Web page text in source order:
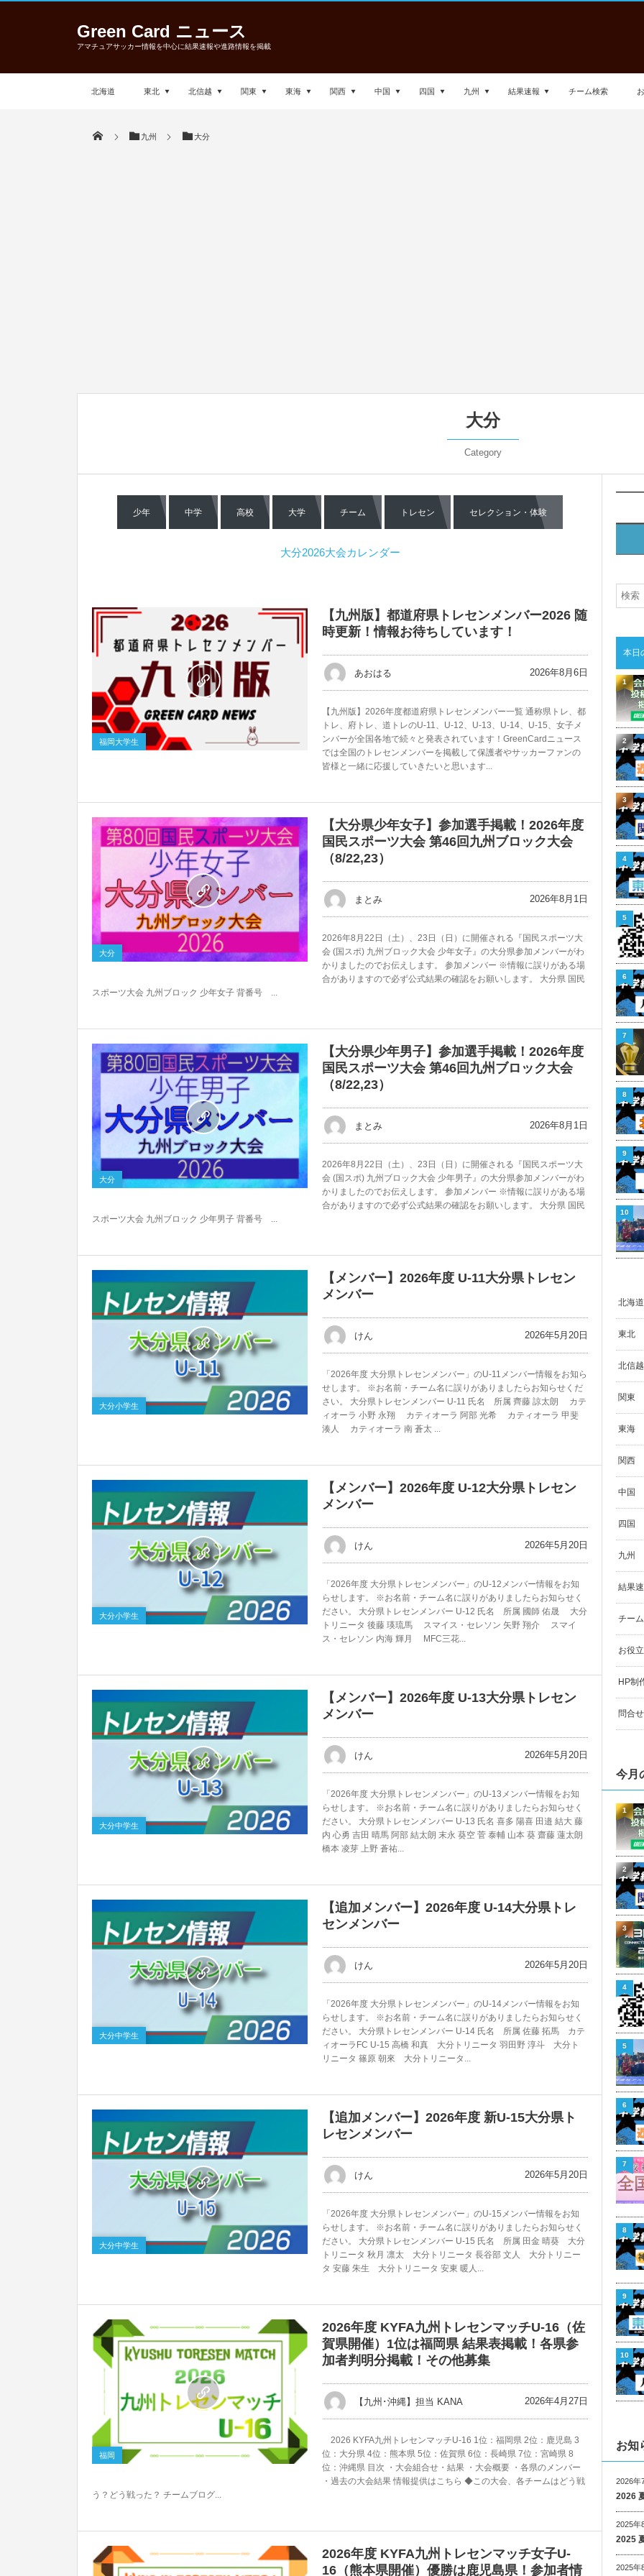
Green Card ニュース
アマチュアサッカー情報を中心に結果速報や進路情報を掲載
北海道 東北 北信越 関東 東海 関西 中国 四国 九州 結果速報 チーム検索
九州 大分
大分
Category
少年 中学 高校 大学 チーム トレセン セレクション・体験
大分2026大会カレンダー
福岡大学生
0
【九州版】都道府県トレセンメンバー2026 随
時更新！情報お待ちしています！
あおはる 2026年8月6日
【九州版】2026年度都道府県トレセンメンバー一覧 通称県トレ、都
トレ、府トレ、道トレのU-11、U-12、U-13、U-14、U-15、女子メ
ンバーが全国各地で続々と発表されています！GreenCardニュース
では全国のトレセンメンバーを掲載して保護者やサッカーファンの
皆様と一緒に応援していきたいと思います...
大分
0
【大分県少年女子】参加選手掲載！2026年度
国民スポーツ大会 第46回九州ブロック大会
（8/22,23）
まとみ 2026年8月1日
2026年8月22日（土）、23日（日）に開催される『国民スポーツ大
会 (国スポ) 九州ブロック大会 少年女子』の大分県参加メンバーがわ
かりましたのでお伝えします。 参加メンバー ※情報に誤りがある場
合がありますので必ず公式結果の確認をお願いします。 大分県 国民
スポーツ大会 九州ブロック 少年女子 背番号 ...
大分
0
【大分県少年男子】参加選手掲載！2026年度
国民スポーツ大会 第46回九州ブロック大会
（8/22,23）
まとみ 2026年8月1日
2026年8月22日（土）、23日（日）に開催される『国民スポーツ大
会 (国スポ) 九州ブロック大会 少年男子』の大分県参加メンバーがわ
かりましたのでお伝えします。 参加メンバー ※情報に誤りがある場
合がありますので必ず公式結果の確認をお願いします。 大分県 国民
スポーツ大会 九州ブロック 少年男子 背番号 ...
大分小学生
0
【メンバー】2026年度 U-11大分県トレセン
メンバー
けん 2026年5月20日
「2026年度 大分県トレセンメンバー」のU-11メンバー情報をお知ら
せします。 ※お名前・チーム名に誤りがありましたらお知らせくだ
さい。 大分県トレセンメンバー U-11 氏名 所属 齊藤 諒太朗 カテ
ィオーラ 小野 永翔 カティオーラ 阿部 光希 カティオーラ 甲斐
湊人 カティオーラ 南 蒼太 ...
大分小学生
0
【メンバー】2026年度 U-12大分県トレセン
メンバー
けん 2026年5月20日
「2026年度 大分県トレセンメンバー」のU-12メンバー情報をお知
らせします。 ※お名前・チーム名に誤りがありましたらお知らせく
ださい。 大分県トレセンメンバー U-12 氏名 所属 國師 佑晟 大分
トリニータ 後藤 瑛琉馬 スマイス・セレソン 矢野 翔介 スマイ
ス・セレソン 内海 輝月 MFC三花...
大分中学生
0
【メンバー】2026年度 U-13大分県トレセン
メンバー
けん 2026年5月20日
「2026年度 大分県トレセンメンバー」のU-13メンバー情報をお知
らせします。 ※お名前・チーム名に誤りがありましたらお知らせく
ださい。 大分県トレセンメンバー U-13 氏名 喜多 陽喜 田邉 結大 藤
内 心勇 吉田 晴馬 阿部 結太朗 末永 葵空 菅 泰輔 山本 葵 齋藤 蓮太朗
橋本 凌芽 上野 蒼祐...
大分中学生
0
【追加メンバー】2026年度 U-14大分県トレ
センメンバー
けん 2026年5月20日
「2026年度 大分県トレセンメンバー」のU-14メンバー情報をお知
らせします。 ※お名前・チーム名に誤りがありましたらお知らせく
ださい。 大分県トレセンメンバー U-14 氏名 所属 佐藤 拓馬 カテ
ィオーラFC U-15 高橋 和真 大分トリニータ 羽田野 淳斗 大分ト
リニータ 篠原 朝來 大分トリニータ...
大分中学生
0
【追加メンバー】2026年度 新U-15大分県ト
レセンメンバー
けん 2026年5月20日
「2026年度 大分県トレセンメンバー」のU-15メンバー情報をお知
らせします。 ※お名前・チーム名に誤りがありましたらお知らせく
ださい。 大分県トレセンメンバー U-15 氏名 所属 田金 晴葵 大分
トリニータ 秋月 凛太 大分トリニータ 長谷部 文人 大分トリニー
タ 安藤 朱生 大分トリニータ 安東 暖人...
福岡
0
2026年度 KYFA九州トレセンマッチU-16（佐
賀県開催）1位は福岡県 結果表掲載！各県参
加者判明分掲載！その他募集
【九州･沖縄】担当 KANA 2026年4月27日
2026 KYFA九州トレセンマッチU-16 1位：福岡県 2位：鹿児島 3
位：大分県 4位：熊本県 5位：佐賀県 6位：長崎県 7位：宮崎県 8
位：沖縄県 目次 ・大会組合せ・結果 ・大会概要 ・各県のメンバー
・過去の大会結果 情報提供はこちら ◆この大会、各チームはどう戦
う？どう戦った？ チームブログ...
2026年度 KYFA九州トレセンマッチ女子U-
16（熊本県開催）優勝は鹿児島県！参加者情
本日
1
2
3
4
5
6
7
8
9
10
北海道
東北
北信越
関東
東海
関西
中国
四国
九州
結果
チー
お役
HP制
問合せ
今月
1
2
3
4
5
6
7
8
9
10
お知
2026年
2026
2025年
2025
2025年